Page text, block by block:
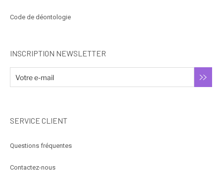
Code de déontologie
INSCRIPTION NEWSLETTER
SERVICE CLIENT
Questions fréquentes
Contactez-nous